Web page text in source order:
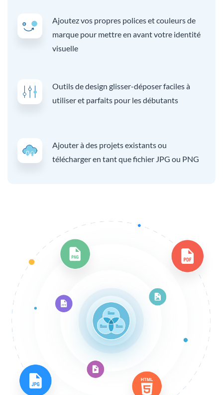
Ajoutez vos propres polices et couleurs de
marque pour mettre en avant votre identité
visuelle
Outils de design glisser-déposer faciles à
utiliser et parfaits pour les débutants
Ajouter à des projets existants ou
télécharger en tant que fichier JPG ou PNG